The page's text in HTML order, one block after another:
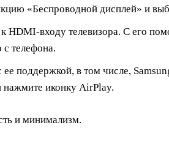
«Беспроводной дисплей» и
HDMI-входу телевизора. С его
телефона.
поддержкой, в том числе,
нажмите иконку AirPlay.
и минимализм.